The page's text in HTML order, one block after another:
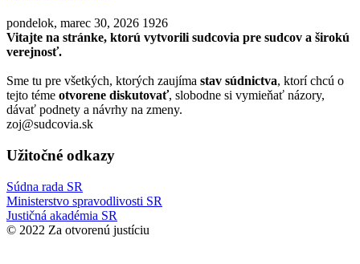
pondelok, marec 30, 2026 1926
Vitajte na stránke, ktorú vytvorili sudcovia pre sudcov a širokú
verejnosť.
Sme tu pre všetkých, ktorých zaujíma stav súdnictva, ktorí chcú o
tejto téme otvorene diskutovať, slobodne si vymieňať názory,
dávať podnety a návrhy na zmeny.
zoj@sudcovia.sk
Užitočné odkazy
Súdna rada SR
Ministerstvo spravodlivosti SR
Justičná akadémia SR
© 2022 Za otvorenú justíciu